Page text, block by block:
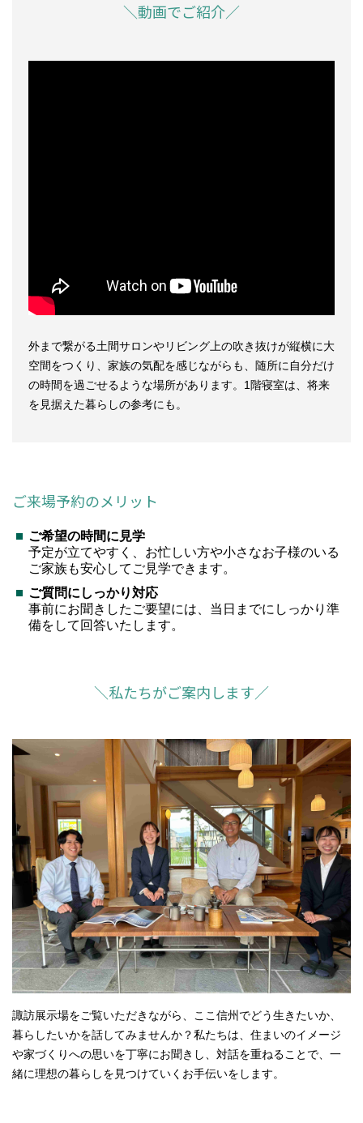
＼動画でご紹介／
外まで繋がる土間サロンやリビング上の吹き抜けが縦横に大
空間をつくり、家族の気配を感じながらも、随所に自分だけ
の時間を過ごせるような場所があります。1階寝室は、将来
を見据えた暮らしの参考にも。
ご来場予約のメリット
ご希望の時間に見学
予定が立てやすく、お忙しい方や小さなお子様のいる
ご家族も安心してご見学できます。
ご質問にしっかり対応
事前にお聞きしたご要望には、当日までにしっかり準
備をして回答いたします。
＼私たちがご案内します／
諏訪展示場をご覧いただきながら、ここ信州でどう生きたいか、
暮らしたいかを話してみませんか？私たちは、住まいのイメージ
や家づくりへの思いを丁寧にお聞きし、対話を重ねることで、一
緒に理想の暮らしを見つけていくお手伝いをします。